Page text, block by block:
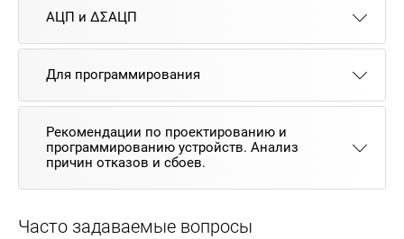
АЦП и ΔΣАЦП
Для программирования
Рекомендации по проектированию и
программированию устройств. Анализ
причин отказов и сбоев.
Часто задаваемые вопросы